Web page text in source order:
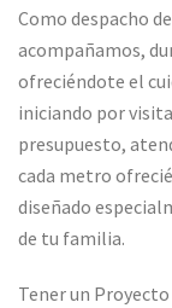
Como despacho
acompañamos,
ofreciéndote el
iniciando por
presupuesto,
cada metro
diseñado
de tu familia.
Tener un